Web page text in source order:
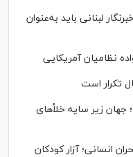
بین‌الملل: حمله اسرائیل به ۲ خبرنگار لبنانی باید به‌عنوان
نظامیان آمریکایی
تکرار است
جهان زیر سایه خلأ‌های
انسانی؛ آزار کودکان